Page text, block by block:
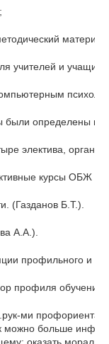
учителей и
были определены
электива,
курсы ОБЖ и
(Газданов Б.Т.).
А.А.).
профильного и
профиля
ми
можно больше